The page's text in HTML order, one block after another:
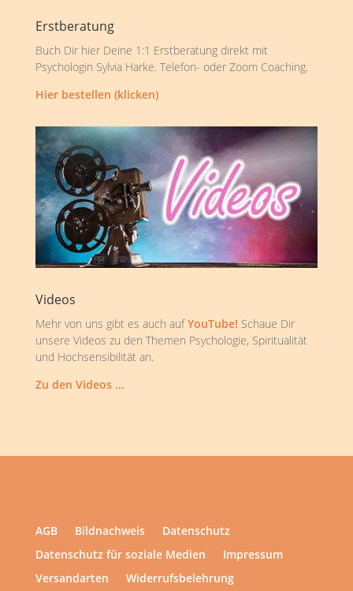
Erstberatung
Buch Dir hier Deine 1:1 Erstberatung direkt mit
Psychologin Sylvia Harke. Telefon- oder Zoom Coaching.
Hier bestellen (klicken)
Videos
Mehr von uns gibt es auch aufYouTube! Schaue Dir
unsere Videos zu den Themen Psychologie, Spiritualität
und Hochsensibilität an.
Zu den Videos …
AGB Bildnachweis
Datenschutz
Datenschutz für soziale Medien
Impressum
Versandarten
Widerrufsbelehrung